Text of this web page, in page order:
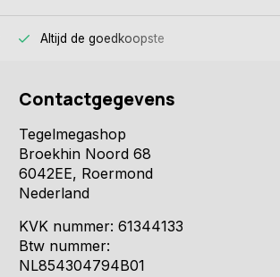
Altijd de goedkoopste
Contactgegevens
Tegelmegashop
Broekhin Noord 68
6042EE, Roermond
Nederland
KVK nummer: 61344133
Btw nummer:
NL854304794B01